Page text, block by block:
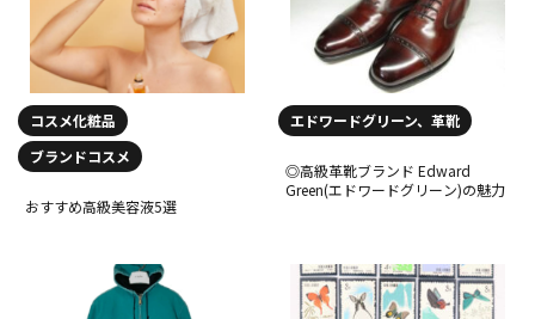
コスメ化粧品
ブランドコスメ
おすすめ高級美容液5選
エドワードグリーン、革靴
◎高級革靴ブランド Edward
Green(エドワードグリーン)の魅力